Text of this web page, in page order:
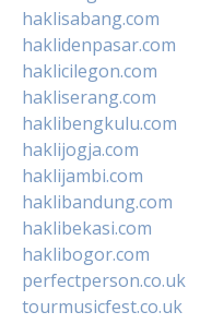
haklisabang.com
haklidenpasar.com
haklicilegon.com
hakliserang.com
haklibengkulu.com
haklijogja.com
haklijambi.com
haklibandung.com
haklibekasi.com
haklibogor.com
perfectperson.co.uk
tourmusicfest.co.uk